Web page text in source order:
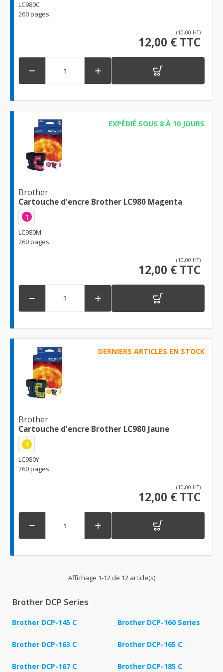
LC980C
260 pages
(10,00 HT)
12,00 € TTC
 
EXPÉDIÉ SOUS 8 À 10 JOURS
Brother
Cartouche d'encre Brother LC980 Magenta
1
LC980M
260 pages
(10,00 HT)
12,00 € TTC
 
DERNIERS ARTICLES EN STOCK
Brother
Cartouche d'encre Brother LC980 Jaune
1
LC980Y
260 pages
(10,00 HT)
12,00 € TTC
 
Affichage 1-12 de 12 article(s)
Brother DCP Series
Brother DCP-145 C Brother DCP-160 Series
Brother DCP-163 C Brother DCP-165 C
Brother DCP-167 C Brother DCP-185 C